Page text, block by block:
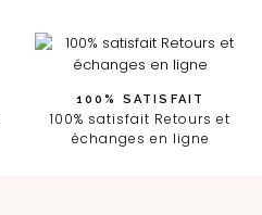
100% SATISFAIT
100% satisfait Retours et
échanges en ligne